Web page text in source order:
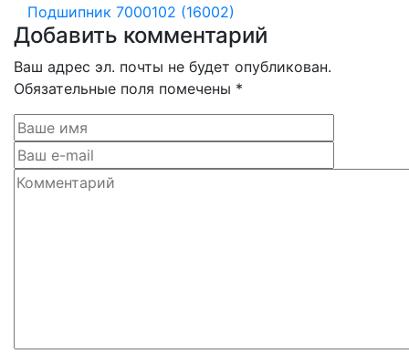
Подшипник 7000102 (16002)
Добавить комментарий
Ваш адрес эл. почты не будет опубликован.
Обязательные поля помечены *